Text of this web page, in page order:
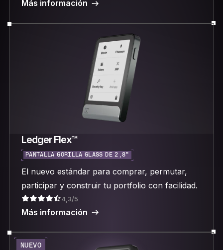
Más información
Ledger Flex™
PANTALLA GORILLA GLASS DE 2,8"
El nuevo estándar para comprar, permutar,
participar y construir tu portfolio con facilidad.
4,3/5
Más información
NUEVO